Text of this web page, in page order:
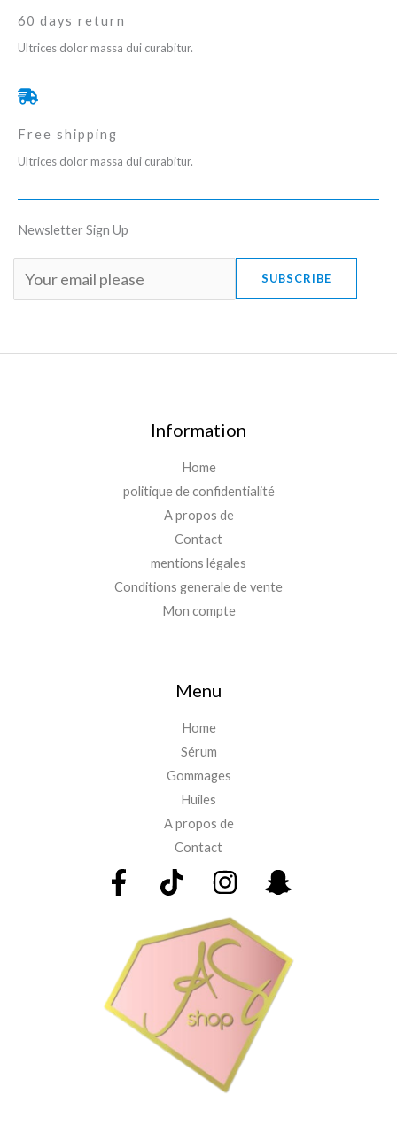
60 days return
Ultrices dolor massa dui curabitur.
Free shipping
Ultrices dolor massa dui curabitur.
Newsletter Sign Up
SUBSCRIBE
Information
Home
politique de confidentialité
A propos de
Contact
mentions légales
Conditions generale de vente
Mon compte
Menu
Home
Sérum
Gommages
Huiles
A propos de
Contact